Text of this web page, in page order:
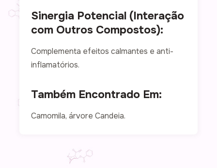
Sinergia Potencial (Interação
com Outros Compostos):
Complementa efeitos calmantes e anti-
inflamatórios.
Também Encontrado Em:
Camomila, árvore Candeia.